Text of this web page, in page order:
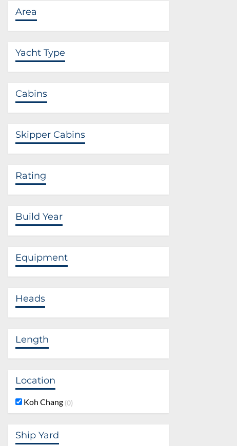
Area
Yacht Type
Cabins
Skipper Cabins
Rating
Build Year
Equipment
Heads
Length
Location
Koh Chang 0
Ship Yard